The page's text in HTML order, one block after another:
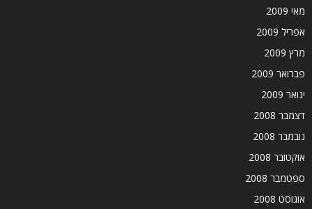
מאי 2009
אפריל 2009
מרץ 2009
פברואר 2009
ינואר 2009
דצמבר 2008
נובמבר 2008
אוקטובר 2008
ספטמבר 2008
אוגוסט 2008